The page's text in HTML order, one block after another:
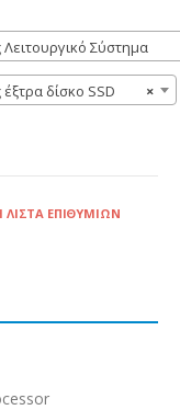
Σύστημα
×
δίσκο SSD
ΕΠΙΘΥΜΙΏΝ